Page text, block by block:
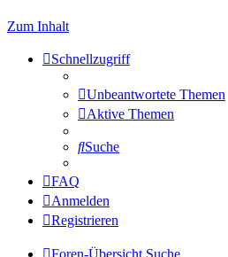
Zum Inhalt
Schnellzugriff
Unbeantwortete Themen
Aktive Themen
Suche
FAQ
Anmelden
Registrieren